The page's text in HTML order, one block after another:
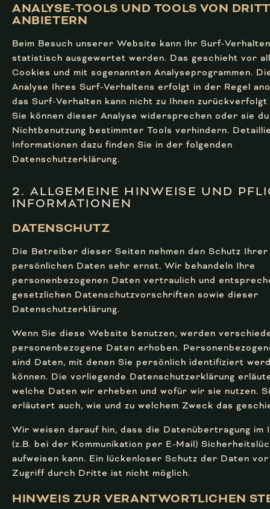
ANALYSE-TOOLS UND TOOLS VON
ANBIETERN
Beim Besuch unserer Website kann Ihr Surf-Verhalten
statistisch ausgewertet werden. Das geschieht vor
Cookies und mit sogenannten Analyseprogrammen.
Analyse Ihres Surf-Verhaltens erfolgt in der Regel
das Surf-Verhalten kann nicht zu Ihnen
Sie können dieser Analyse widersprechen oder sie
Nichtbenutzung bestimmter Tools verhindern.
Informationen dazu finden Sie in der folgenden
Datenschutzerklärung.
2. ALLGE­MEINE HINWEISE UND
INFORMA­TIONEN
DATENSCHUTZ
Die Betreiber dieser Seiten nehmen den Schutz Ihrer
persönlichen Daten sehr ernst. Wir behandeln Ihre
personenbezogenen Daten vertraulich und
gesetzlichen Datenschutzvorschriften sowie dieser
Datenschutzerklärung.
Wenn Sie diese Website benutzen, werden
personenbezogene Daten erhoben.
sind Daten, mit denen Sie persönlich identifiziert
können. Die vorliegende Datenschutzerklärung
welche Daten wir erheben und wofür wir sie nutzen.
erläutert auch, wie und zu welchem Zweck das
Wir weisen darauf hin, dass die Datenübertragung im
(z.B. bei der Kommunikation per E-Mail)
aufweisen kann. Ein lückenloser Schutz der Daten
Zugriff durch Dritte ist nicht möglich.
HINWEIS ZUR VERANTWORT­LICHEN